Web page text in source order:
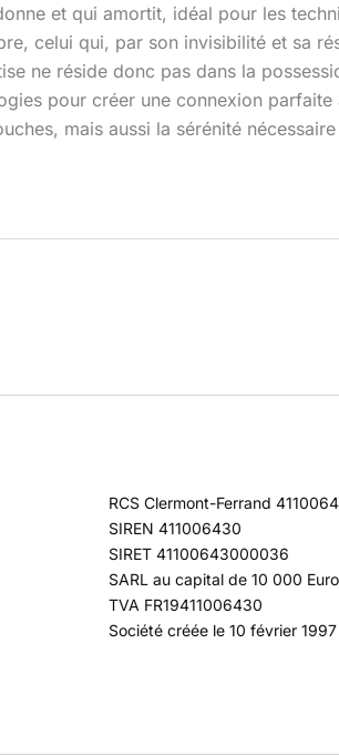
et qui amortit, idéal pour les
celui qui, par son invisibilité et sa
ne réside donc pas dans la
pour créer une connexion
mais aussi la sérénité
RCS Clermont-Ferrand
SIREN 411006430
SIRET 41100643000036
SARL au capital de 10 000
TVA FR19411006430
Société créée le 10 février 1997